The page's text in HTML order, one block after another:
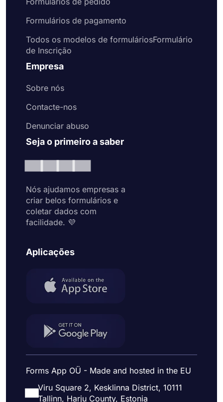
Formulários de pagamento
Todos os modelos de formuláriosFormulário
de Inscrição
Empresa
Sobre nós
Contacte-nos
Denunciar abuso
Seja o primeiro a saber
Nós ajudamos empresas a
criar belos formulários e
coletar dados com
facilidade. 💜
Aplicações
Forms App OÜ - Made and hosted in the EU
Viru Square 2, Kesklinna District, 10111
Tallinn, Harju County, Estonia